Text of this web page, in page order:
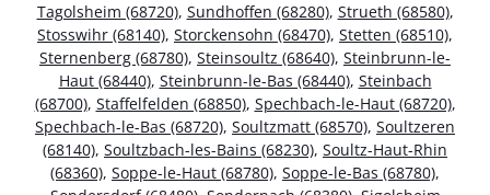
Tagolsheim (68720), Sundhoffen (68280), Strueth (68580),
Stosswihr (68140), Storckensohn (68470), Stetten (68510),
Sternenberg (68780), Steinsoultz (68640), Steinbrunn-le-
Haut (68440), Steinbrunn-le-Bas (68440), Steinbach
(68700), Staffelfelden (68850), Spechbach-le-Haut (68720),
Spechbach-le-Bas (68720), Soultzmatt (68570), Soultzeren
(68140), Soultzbach-les-Bains (68230), Soultz-Haut-Rhin
(68360), Soppe-le-Haut (68780), Soppe-le-Bas (68780),